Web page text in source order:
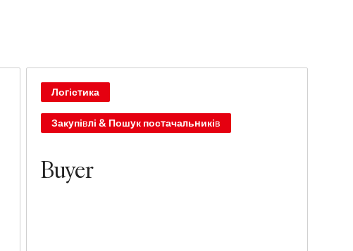
Buyer
Логістика
Закупівлі & Пошук постачальників